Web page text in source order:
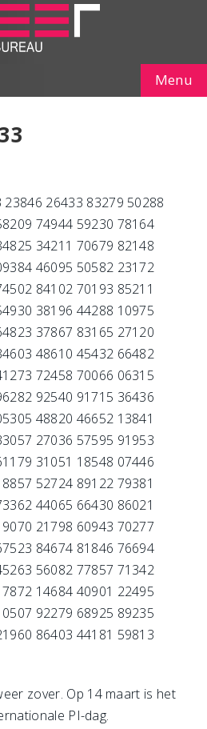
Menu
26433 83279 50288
74944 59230 78164
34211 70679 82148
46095 50582 23172
84102 70193 85211
38196 44288 10975
37867 83165 27120
48610 45432 66482
72458 70066 06315
92540 91715 36436
48820 46652 13841
27036 57595 91953
31051 18548 07446
52724 89122 79381
44065 66430 86021
21798 60943 70277
84674 81846 76694
56082 77857 71342
14684 40901 22495
92279 68925 89235
86403 44181 59813
zover. Op 14 maart is het
PI-dag.